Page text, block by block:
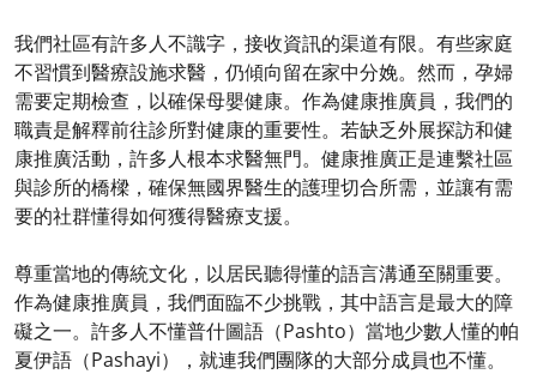
我們社區有許多人不識字，接收資訊的渠道有限。有些家庭
不習慣到醫療設施求醫，仍傾向留在家中分娩。然而，孕婦
需要定期檢查，以確保母嬰健康。作為健康推廣員，我們的
職責是解釋前往診所對健康的重要性。若缺乏外展探訪和健
康推廣活動，許多人根本求醫無門。健康推廣正是連繫社區
與診所的橋樑，確保無國界醫生的護理切合所需，並讓有需
要的社群懂得如何獲得醫療支援。
尊重當地的傳統文化，以居民聽得懂的語言溝通至關重要。
作為健康推廣員，我們面臨不少挑戰，其中語言是最大的障
礙之一。許多人不懂普什圖語（Pashto）當地少數人懂的帕
夏伊語（Pashayi），就連我們團隊的大部分成員也不懂。